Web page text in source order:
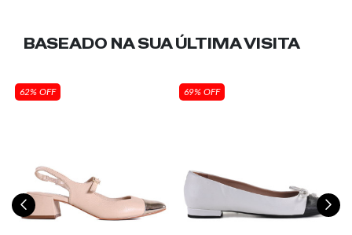
BASEADO NA SUAÚLTIMA VISITA
62% OFF 69% OFF